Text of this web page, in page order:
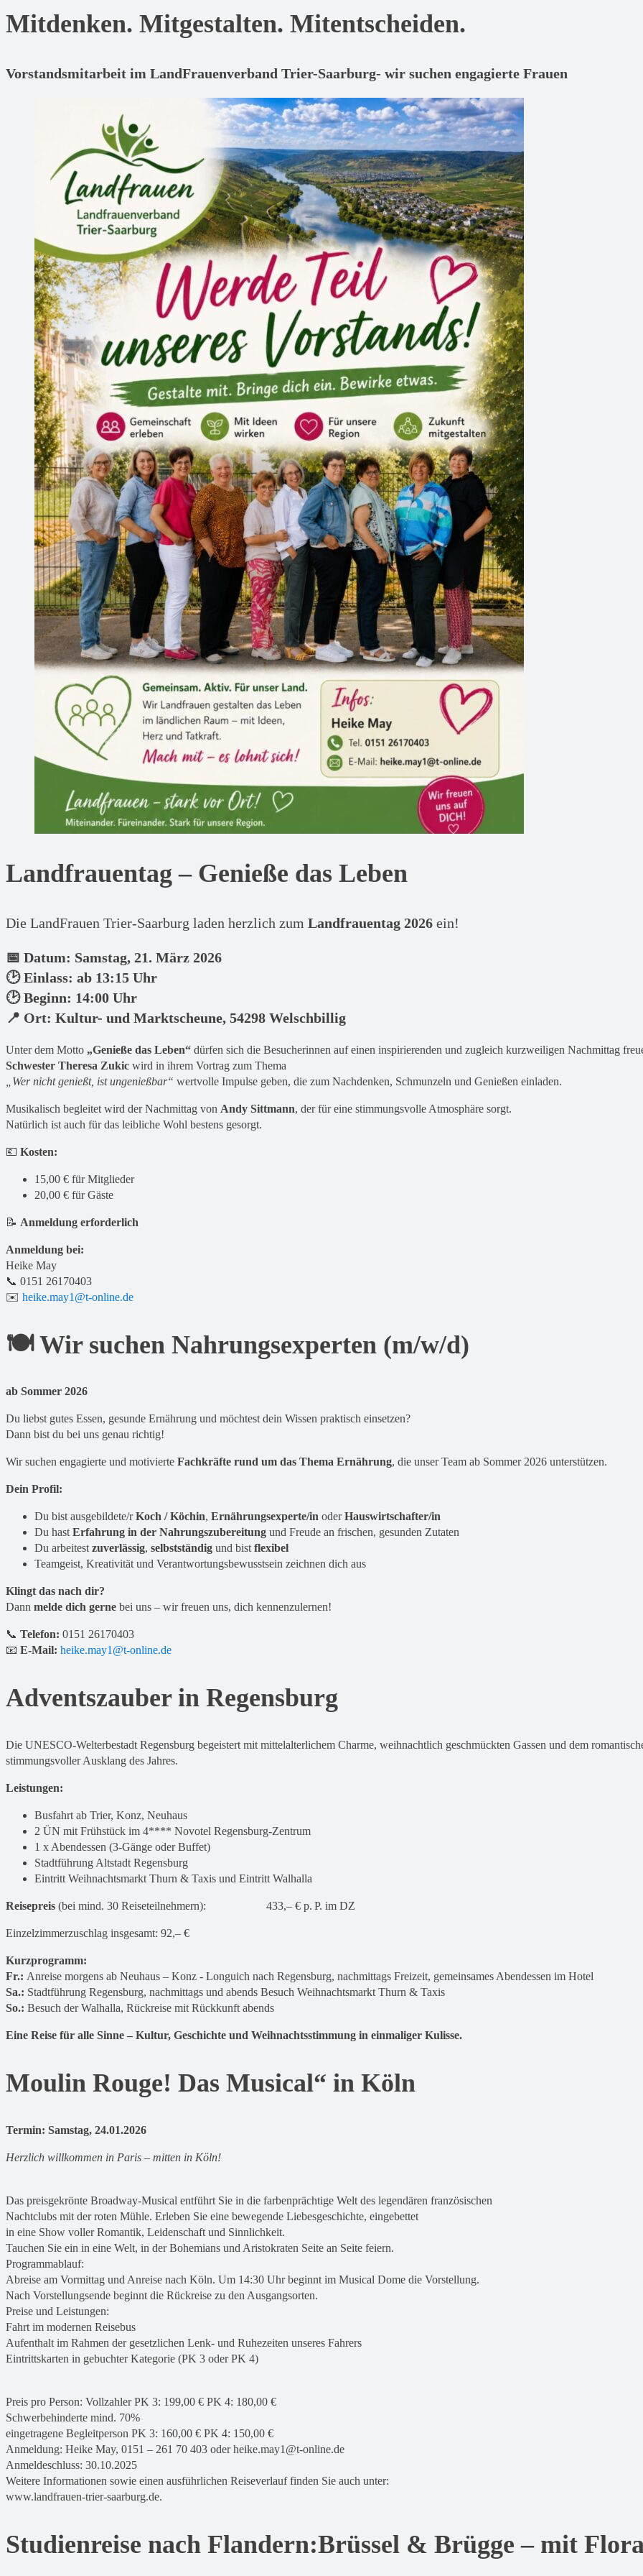
Mitdenken. Mitgestalten. Mitentscheiden.
Vorstandsmitarbeit im LandFrauenverband Trier-Saarburg- wir suchen engagierte Frauen
Landfrauentag – Genieße das Leben
Die LandFrauen Trier-Saarburg laden herzlich zum Landfrauentag 2026 ein!
📅 Datum: Samstag, 21. März 2026
🕑 Einlass: ab 13:15 Uhr
🕑 Beginn: 14:00 Uhr
📍 Ort: Kultur- und Marktscheune, 54298 Welschbillig
Unter dem Motto „Genieße das Leben“ dürfen sich die Besucherinnen auf einen inspirierenden und zugleich kurzweiligen Nachmittag
Schwester Theresa Zukic wird in ihrem Vortrag zum Thema
„Wer nicht genießt, ist ungenießbar“ wertvolle Impulse geben, die zum Nachdenken, Schmunzeln und Genießen einladen.
Musikalisch begleitet wird der Nachmittag von Andy Sittmann, der für eine stimmungsvolle Atmosphäre sorgt.
Natürlich ist auch für das leibliche Wohl bestens gesorgt.
💶 Kosten:
15,00 € für Mitglieder
20,00 € für Gäste
📝 Anmeldung erforderlich
Anmeldung bei:
Heike May
📞 0151 26170403
✉️ heike.may1@t-online.de
🍽️ Wir suchen Nahrungsexperten (m/w/d)
ab Sommer 2026
Du liebst gutes Essen, gesunde Ernährung und möchtest dein Wissen praktisch einsetzen?
Dann bist du bei uns genau richtig!
Wir suchen engagierte und motivierte Fachkräfte rund um das Thema Ernährung, die unser Team ab Sommer 2026 unterstützen.
Dein Profil:
Du bist ausgebildete/rKoch / Köchin, Ernährungsexperte/in oderHauswirtschafter/in
Du hast Erfahrung in der Nahrungszubereitung und Freude an frischen, gesunden Zutaten
Du arbeitest zuverlässig, selbstständig und bist flexibel
Teamgeist, Kreativität und Verantwortungsbewusstsein zeichnen dich aus
Klingt das nach dir?
Dann melde dich gerne bei uns – wir freuen uns, dich kennenzulernen!
📞 Telefon: 0151 26170403
📧 E-Mail: heike.may1@t-online.de
Adventszauber in Regensburg
Die UNESCO-Welterbestadt Regensburg begeistert mit mittelalterlichem Charme, weihnachtlich geschmückten Gassen und dem
stimmungsvoller Ausklang des Jahres.
Leistungen:
Busfahrt ab Trier, Konz, Neuhaus
2 ÜN mit Frühstück im 4**** Novotel Regensburg-Zentrum
1 x Abendessen (3-Gänge oder Buffet)
Stadtführung Altstadt Regensburg
Eintritt Weihnachtsmarkt Thurn & Taxis und Eintritt Walhalla
Reisepreis (bei mind. 30 Reiseteilnehmern): 433,– € p. P. im DZ
Einzelzimmerzuschlag insgesamt: 92,– €
Kurzprogramm:
Fr.: Anreise morgens ab Neuhaus – Konz - Longuich nach Regensburg, nachmittags Freizeit, gemeinsames Abendessen im Hotel
Sa.: Stadtführung Regensburg, nachmittags und abends Besuch Weihnachtsmarkt Thurn & Taxis
So.: Besuch der Walhalla, Rückreise mit Rückkunft abends
Eine Reise für alle Sinne – Kultur, Geschichte und Weihnachtsstimmung in einmaliger Kulisse.
Moulin Rouge! Das Musical“ in Köln
Termin: Samstag, 24.01.2026
Herzlich willkommen in Paris – mitten in Köln!
Das preisgekrönte Broadway-Musical entführt Sie in die farbenprächtige Welt des legendären französischen
Nachtclubs mit der roten Mühle. Erleben Sie eine bewegende Liebesgeschichte, eingebettet
in eine Show voller Romantik, Leidenschaft und Sinnlichkeit.
Tauchen Sie ein in eine Welt, in der Bohemians und Aristokraten Seite an Seite feiern.
Programmablauf:
Abreise am Vormittag und Anreise nach Köln. Um 14:30 Uhr beginnt im Musical Dome die Vorstellung.
Nach Vorstellungsende beginnt die Rückreise zu den Ausgangsorten.
Preise und Leistungen:
Fahrt im modernen Reisebus
Aufenthalt im Rahmen der gesetzlichen Lenk- und Ruhezeiten unseres Fahrers
Eintrittskarten in gebuchter Kategorie (PK 3 oder PK 4)
Preis pro Person: Vollzahler PK 3: 199,00 € PK 4: 180,00 €
Schwerbehinderte mind. 70%
eingetragene Begleitperson PK 3: 160,00 € PK 4: 150,00 €
Anmeldung: Heike May, 0151 – 261 70 403 oder heike.may1@t-online.de
Anmeldeschluss: 30.10.2025
Weitere Informationen sowie einen ausführlichen Reiseverlauf finden Sie auch unter:
www.landfrauen-trier-saarburg.de.
Studienreise nach Flandern:Brüssel & Brügge – mit